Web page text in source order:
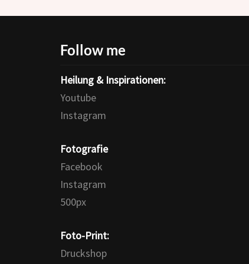
Follow me
Heilung & Inspirationen:
Youtube
Instagram
Fotografie
Facebook
Instagram
500px
Foto-Print:
Druckshop